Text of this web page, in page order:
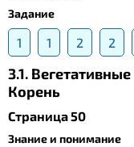
Задание
1 1 2 2
3.1.
Корень
Страница 50
Знание и понимание